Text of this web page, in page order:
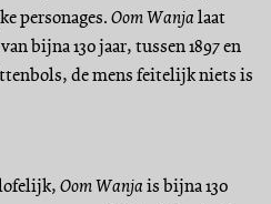
personages. Oom Wanjalaat
bijna 130 jaar, tussen 1897 en
de mens feitelijk niets is
Oom Wanjais bijna 130